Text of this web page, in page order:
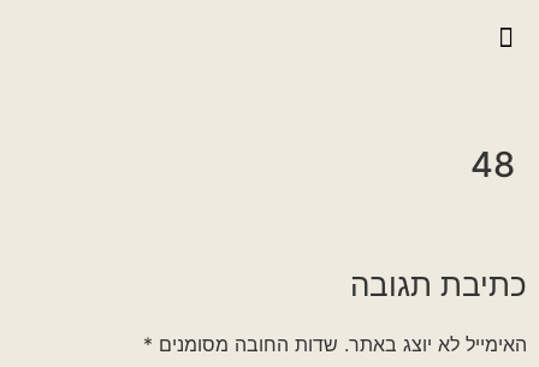
48
כתיבת תגובה
האימייל לא יוצג באתר. שדות החובה מסומנים *